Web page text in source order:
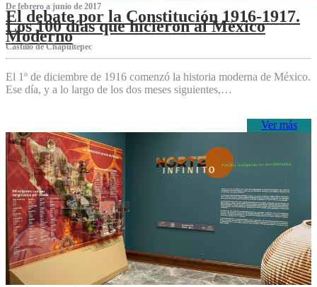
De febrero a junio de 2017
El debate por la Constitución 1916-1917.
Los 100 días que hicieron al México
Moderno
Castillo de Chapultepec
El 1º de diciembre de 1916 comenzó la historia moderna de México.
Ese día, y a lo largo de los dos meses siguientes,…
Ver más